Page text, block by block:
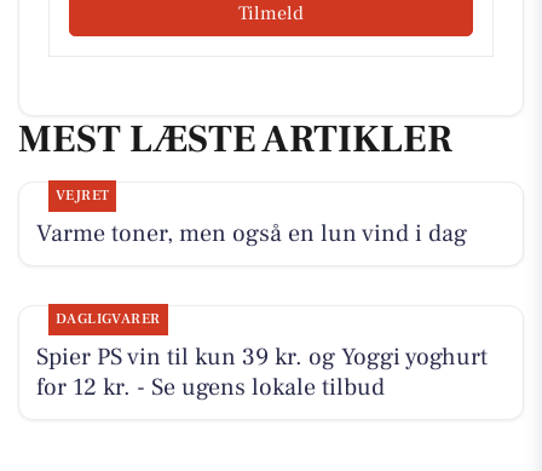
Tilmeld
MEST LÆSTE ARTIKLER
VEJRET
Varme toner, men også en lun vind i dag
DAGLIGVARER
Spier PS vin til kun 39 kr. og Yoggi yoghurt
for 12 kr. - Se ugens lokale tilbud